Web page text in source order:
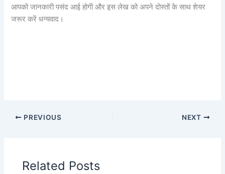
आपको जानकारी पसंद आई होगी और इस लेख को अपने दोस्तों के साथ शेयर
जरूर करें धन्यवाद।
PREVIOUS NEXT
Related Posts